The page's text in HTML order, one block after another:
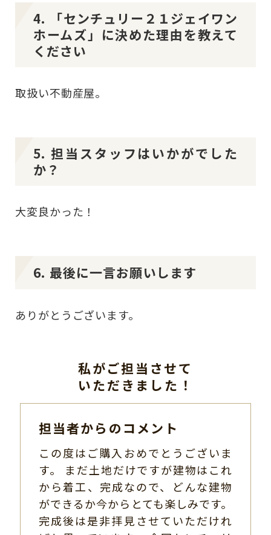
4. 「センチュリー２１ジェイワン
ホームズ」に決めた理由を教えて
ください
取扱い不動産屋。
5. 担当スタッフはいかがでした
か？
大変良かった！
6. 最後に一言お願いします
ありがとうございます。
私がご担当させて
いただきました！
担当者からのコメント
この度はご購入おめでとうございま
す。 まだ土地だけですが建物はこれ
から着工、完成なので、どんな建物
ができるか今からとても楽しみです。
完成後は是非拝見させていただけれ